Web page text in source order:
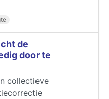
de
door te
collectieve